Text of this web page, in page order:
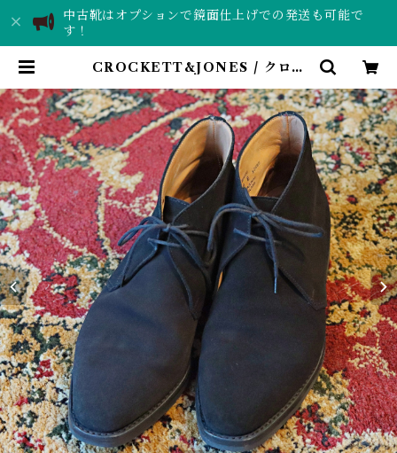
中古靴はオプションで鏡面仕上げでの発送も可能で
す！
CROCKETT&JONES / クロケ
BARNEYS NEWYORK別注 / 中
古 / 革靴 / 6 E | SHOESLab. T
ORCH｜靴磨き・中古革靴販売店
舗